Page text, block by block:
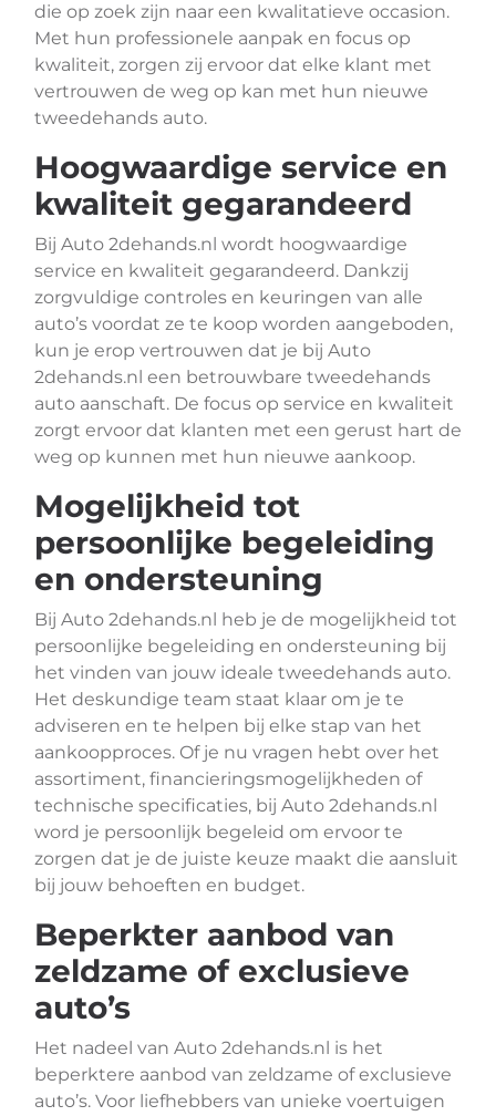
die op zoek zijn naar een kwalitatieve occasion.
Met hun professionele aanpak en focus op
kwaliteit, zorgen zij ervoor dat elke klant met
vertrouwen de weg op kan met hun nieuwe
tweedehands auto.
Hoogwaardige service en
kwaliteit gegarandeerd
Bij Auto 2dehands.nl wordt hoogwaardige
service en kwaliteit gegarandeerd. Dankzij
zorgvuldige controles en keuringen van alle
auto’s voordat ze te koop worden aangeboden,
kun je erop vertrouwen dat je bij Auto
2dehands.nl een betrouwbare tweedehands
auto aanschaft. De focus op service en kwaliteit
zorgt ervoor dat klanten met een gerust hart de
weg op kunnen met hun nieuwe aankoop.
Mogelijkheid tot
persoonlijke begeleiding
en ondersteuning
Bij Auto 2dehands.nl heb je de mogelijkheid tot
persoonlijke begeleiding en ondersteuning bij
het vinden van jouw ideale tweedehands auto.
Het deskundige team staat klaar om je te
adviseren en te helpen bij elke stap van het
aankoopproces. Of je nu vragen hebt over het
assortiment, financieringsmogelijkheden of
technische specificaties, bij Auto 2dehands.nl
word je persoonlijk begeleid om ervoor te
zorgen dat je de juiste keuze maakt die aansluit
bij jouw behoeften en budget.
Beperkter aanbod van
zeldzame of exclusieve
auto’s
Het nadeel van Auto 2dehands.nl is het
beperktere aanbod van zeldzame of exclusieve
auto’s. Voor liefhebbers van unieke voertuigen